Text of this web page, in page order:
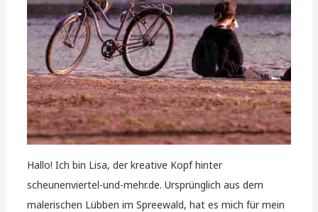
Hallo! Ich bin Lisa, der kreative Kopf hinter
scheunenviertel-und-mehr.de. Ursprünglich aus dem
malerischen Lübben im Spreewald, hat es mich für mein